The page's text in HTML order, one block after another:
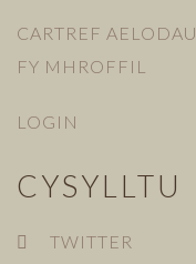
CARTREF AELODAU
FY MHROFFIL
LOGIN
CYSYLLTU
TWITTER